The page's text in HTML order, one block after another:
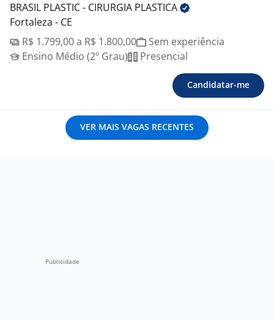
BRASIL PLASTIC - CIRURGIA PLASTICA
Fortaleza - CE
R$ 1.799,00 a R$ 1.800,00
Sem experiência
Ensino Médio (2º Grau)
Presencial
Candidatar-me
VER MAIS VAGAS RECENTES